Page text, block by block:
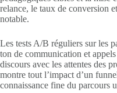
relance, le taux de conversion
notable.
Les tests A/B réguliers sur les
ton de communication et
discours avec les attentes des
montre tout l’impact d’un
connaissance fine du parcours